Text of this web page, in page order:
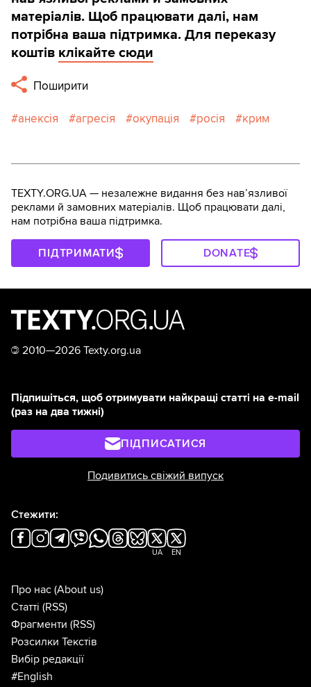
матеріалів. Щоб працювати далі, нам
потрібна ваша підтримка. Для переказу
коштів клікайте сюди
Поширити
анексія агресія окупація росія крим
TEXTY.ORG.UA — незалежне видання без навʼязливої
реклами й замовних матеріалів. Щоб працювати далі,
нам потрібна ваша підтримка.
ПІДТРИМАТИ DONATE
© 2010—2026 Texty.org.ua
Підпишіться, щоб отримувати найкращі статті на e-mail
(раз на два тижні)
ПІДПИСАТИСЯ
Подивитись свіжий випуск
Стежити:
UA EN
Про нас (About us)
Статті (RSS)
Фрагменти (RSS)
Розсилки Текстів
Вибір редакції
#English